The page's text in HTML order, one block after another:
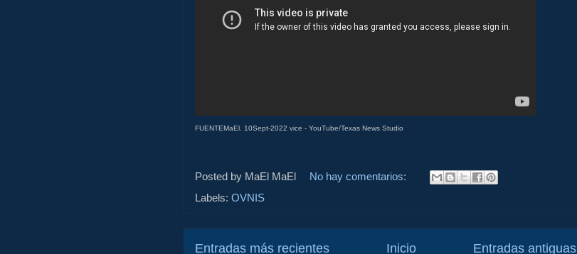
FUENTEMaEl. 10Sept-2022 vice - YouTube/Texas News Studio
Posted by MaEl MaEl
No hay comentarios:
Labels: OVNIS
Entradas más recientes Entradas antiguas
Inicio